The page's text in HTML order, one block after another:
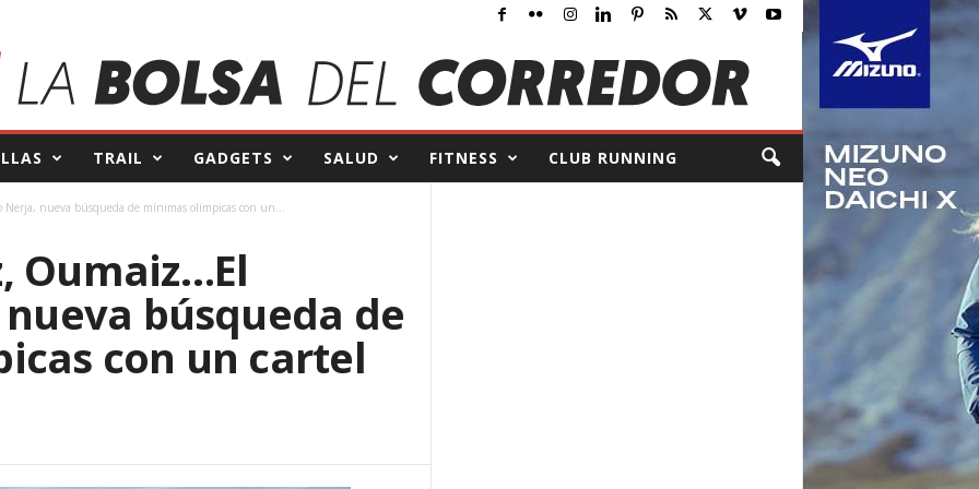
TRAIL GADGETS SALUD FITNESS CLUB RUNNING
nueva búsqueda de mínimas olímpicas con un...
Oumaiz…El
búsqueda de
con un cartel